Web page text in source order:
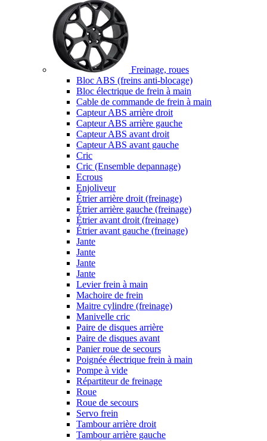
Freinage, roues
Bloc ABS (freins anti-blocage)
Bloc électrique de frein à main
Cable de commande de frein à main
Capteur ABS arrière droit
Capteur ABS arrière gauche
Capteur ABS avant droit
Capteur ABS avant gauche
Cric
Cric (Ensemble depannage)
Ecrous
Enjoliveur
Étrier arrière droit (freinage)
Étrier arrière gauche (freinage)
Étrier avant droit (freinage)
Étrier avant gauche (freinage)
Jante
Jante
Jante
Jante
Levier frein à main
Machoire de frein
Maitre cylindre (freinage)
Manivelle cric
Paire de disques arrière
Paire de disques avant
Panier roue de secours
Poignée électrique frein à main
Pompe à vide
Répartiteur de freinage
Roue
Roue de secours
Servo frein
Tambour arrière droit
Tambour arrière gauche